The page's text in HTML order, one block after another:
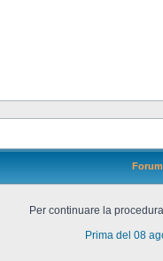
Per continuare la
Prima del 08